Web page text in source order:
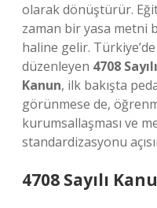
olarak dönüştürür.
zaman bir yasa metni
haline gelir. Türkiye’de
düzenleyen 4708
Kanun, ilk bakışta
görünmese de,
kurumsallaşması ve
standardizasyonu
4708 Sayılı